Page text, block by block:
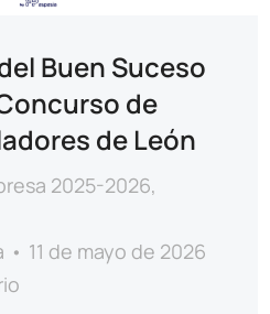
Buen Suceso
de
de León
2025-2026,
11 de mayo de 2026